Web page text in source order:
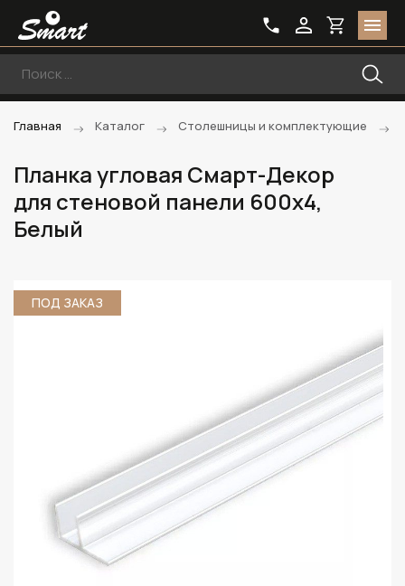
Главная Каталог Столешницы и комплектующие
Планка угловая Смарт-Декор
для стеновой панели 600х4,
Белый
ПОД ЗАКАЗ